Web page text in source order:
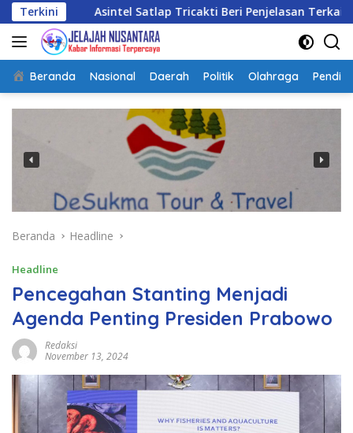
Langsung
ke
konten
Terkini
Asintel Satlap Tricakti Beri Penjelasan Terkait Penanganan
Beranda Nasional Daerah Politik Olahraga
Beranda Headline
Headline
Pencegahan Stanting Menjadi
Agenda Penting Presiden Prabowo
Redaksi
November 13, 2024